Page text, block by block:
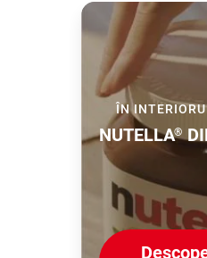
ÎN
NUTELLA®